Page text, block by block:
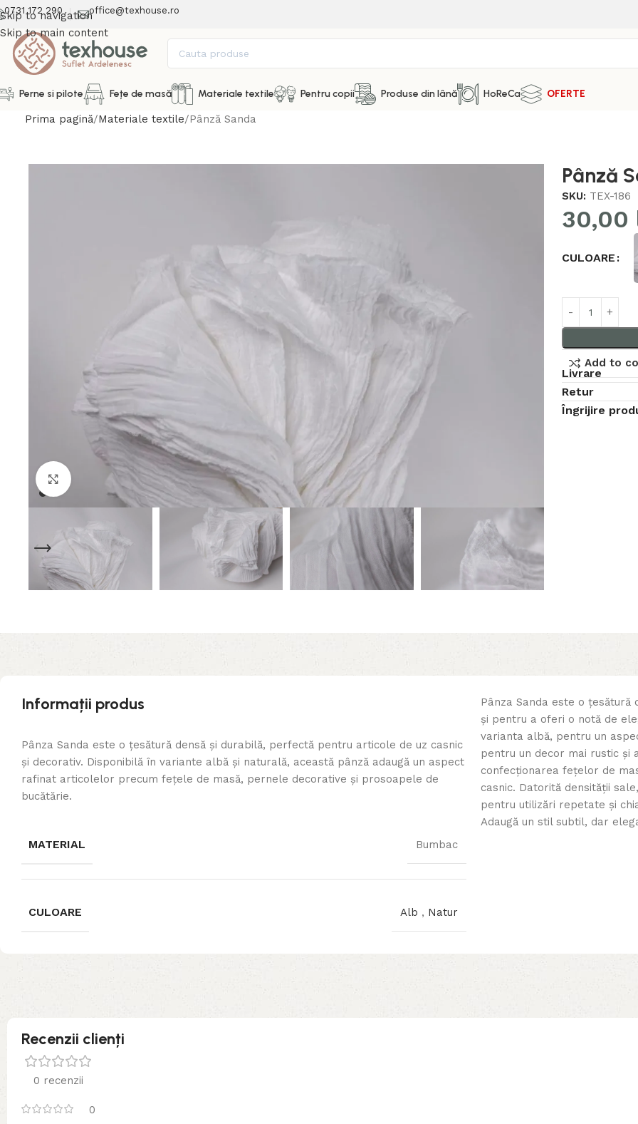
Skip to navigation
Skip to main content
0731 172 290 office@texhouse.ro
Perne si pilote Fețe de masă Materiale textile Pentru copii Produse din lână HoReCa OFERTE
Prima pagină Materiale textile Pânză Sanda
Mărește imaginea
Pânză
SKU: TEX-186
30,00
CULOARE
Add to
Livrare
Retur
Îngrijire
Informații produs
Pânza Sanda este o țesătură densă și durabilă, perfectă pentru articole de uz casnic
și decorativ. Disponibilă în variante albă și naturală, această pânză adaugă un aspect
rafinat articolelor precum fețele de masă, pernele decorative și prosoapele de
bucătărie.
MATERIAL Bumbac
CULOARE Alb , Natur
Pânza Sanda este o
și pentru a oferi o notă de
varianta albă, pentru un
pentru un decor mai rustic și
confecționarea fețelor de
casnic. Datorită densității
pentru utilizări repetate și
Adaugă un stil subtil, dar
Recenzii clienți
0 recenzii
0